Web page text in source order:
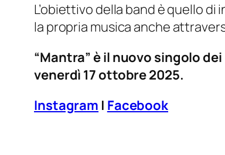
L’obiettivo della band è quello
la propria musica anche
“Mantra” è il nuovo singolo
venerdì 17 ottobre 2025.
Instagram | Facebook